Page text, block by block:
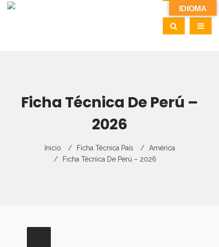
Ficha Técnica De Perú –
2026
Inicio Ficha Técnica País
América
Ficha Técnica De Perú – 2026
IDIOMA